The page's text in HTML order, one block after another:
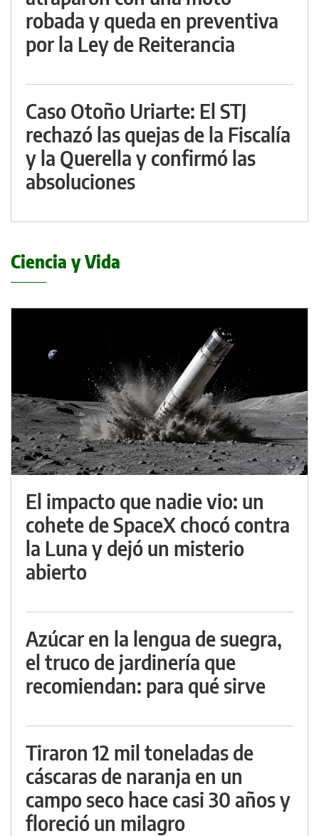
robada y queda en preventiva
por la Ley de Reiterancia
Caso Otoño Uriarte: El STJ
rechazó las quejas de la Fiscalía
y la Querella y confirmó las
absoluciones
Ciencia y Vida
El impacto que nadie vio: un
cohete de SpaceX chocó contra
la Luna y dejó un misterio
abierto
Azúcar en la lengua de suegra,
el truco de jardinería que
recomiendan: para qué sirve
Tiraron 12 mil toneladas de
cáscaras de naranja en un
campo seco hace casi 30 años y
floreció un milagro